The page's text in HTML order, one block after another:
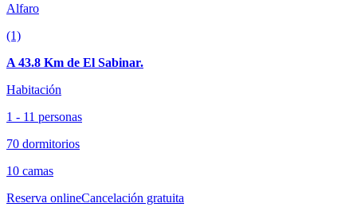
Alfaro
(1)
A 43.8 Km de El Sabinar.
Habitación
1 - 11 personas
70 dormitorios
10 camas
Reserva onlineCancelación gratuita